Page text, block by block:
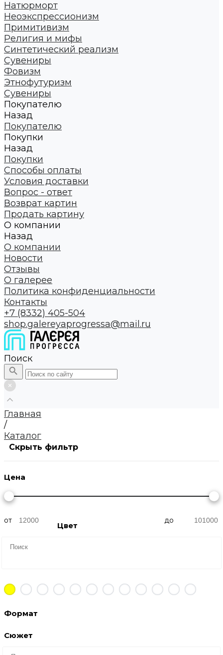
Натюрморт
Неоэкспрессионизм
Примитивизм
Религия и мифы
Синтетический реализм
Сувениры
Фовизм
Этнофутуризм
Сувениры
Покупателю
Назад
Покупателю
Покупки
Назад
Покупки
Способы оплаты
Условия доставки
Вопрос - ответ
Возврат картин
Продать картину
О компании
Назад
О компании
Новости
Отзывы
О галерее
Политика конфиденциальности
Контакты
+7 (8332) 405-504
shop.galereyaprogressa@mail.ru
Поиск
Главная
/
Каталог
Скрыть фильтр
Цена
от до
Цвет
Формат
Сюжет